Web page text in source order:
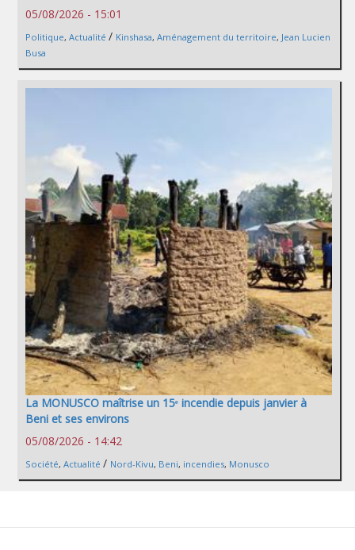
05/08/2026 - 15:01
Politique, Actualité / Kinshasa, Aménagement du territoire, Jean Lucien
Busa
La MONUSCO maîtrise un 15ᵉ incendie depuis janvier à
Beni et ses environs
05/08/2026 - 14:42
Société, Actualité / Nord-Kivu, Beni, incendies, Monusco